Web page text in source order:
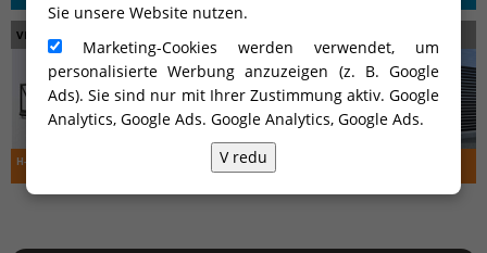
Sie unsere Website nutzen.
Marketing-Cookies werden verwendet, um
personalisierte Werbung anzuzeigen (z. B. Google
Ads). Sie sind nur mit Ihrer Zustimmung aktiv. Google
Analytics, Google Ads. Google Analytics, Google Ads.
V redu
VIELLEICHT INTERESSIEREN SIE SICH AUCH FÜR …
H-line ALU-TV-30-3 H-line ALU-TS-45